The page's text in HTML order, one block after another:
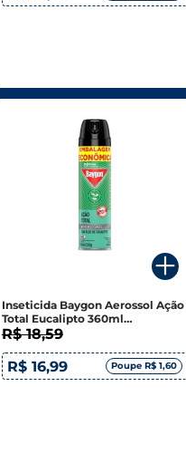
Inseticida Baygon Aerossol Ação
Total Eucalipto 360ml
Embalagem Econômica
R$ 18,59
R$ 16,99
Poupe R$ 1,60